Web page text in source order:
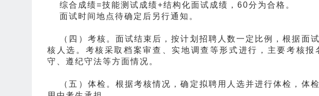
综合成绩=技能测试成绩+结构化面试成绩，60分为合格。
面试时间地点待确定后另行通知。
（四）考核。面试结束后，按计划招聘人数一定比例，根据面
核人选。考核采取档案审查、实地调查等形式进行，主要考核
守、遵纪守法等方面情况。
（五）体检。根据考核情况，确定拟聘用人选并进行体检，体